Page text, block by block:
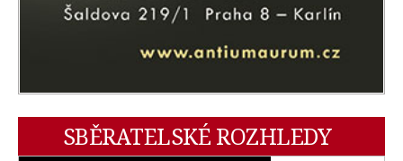
SBĚRATELSKÉ ROZHLEDY